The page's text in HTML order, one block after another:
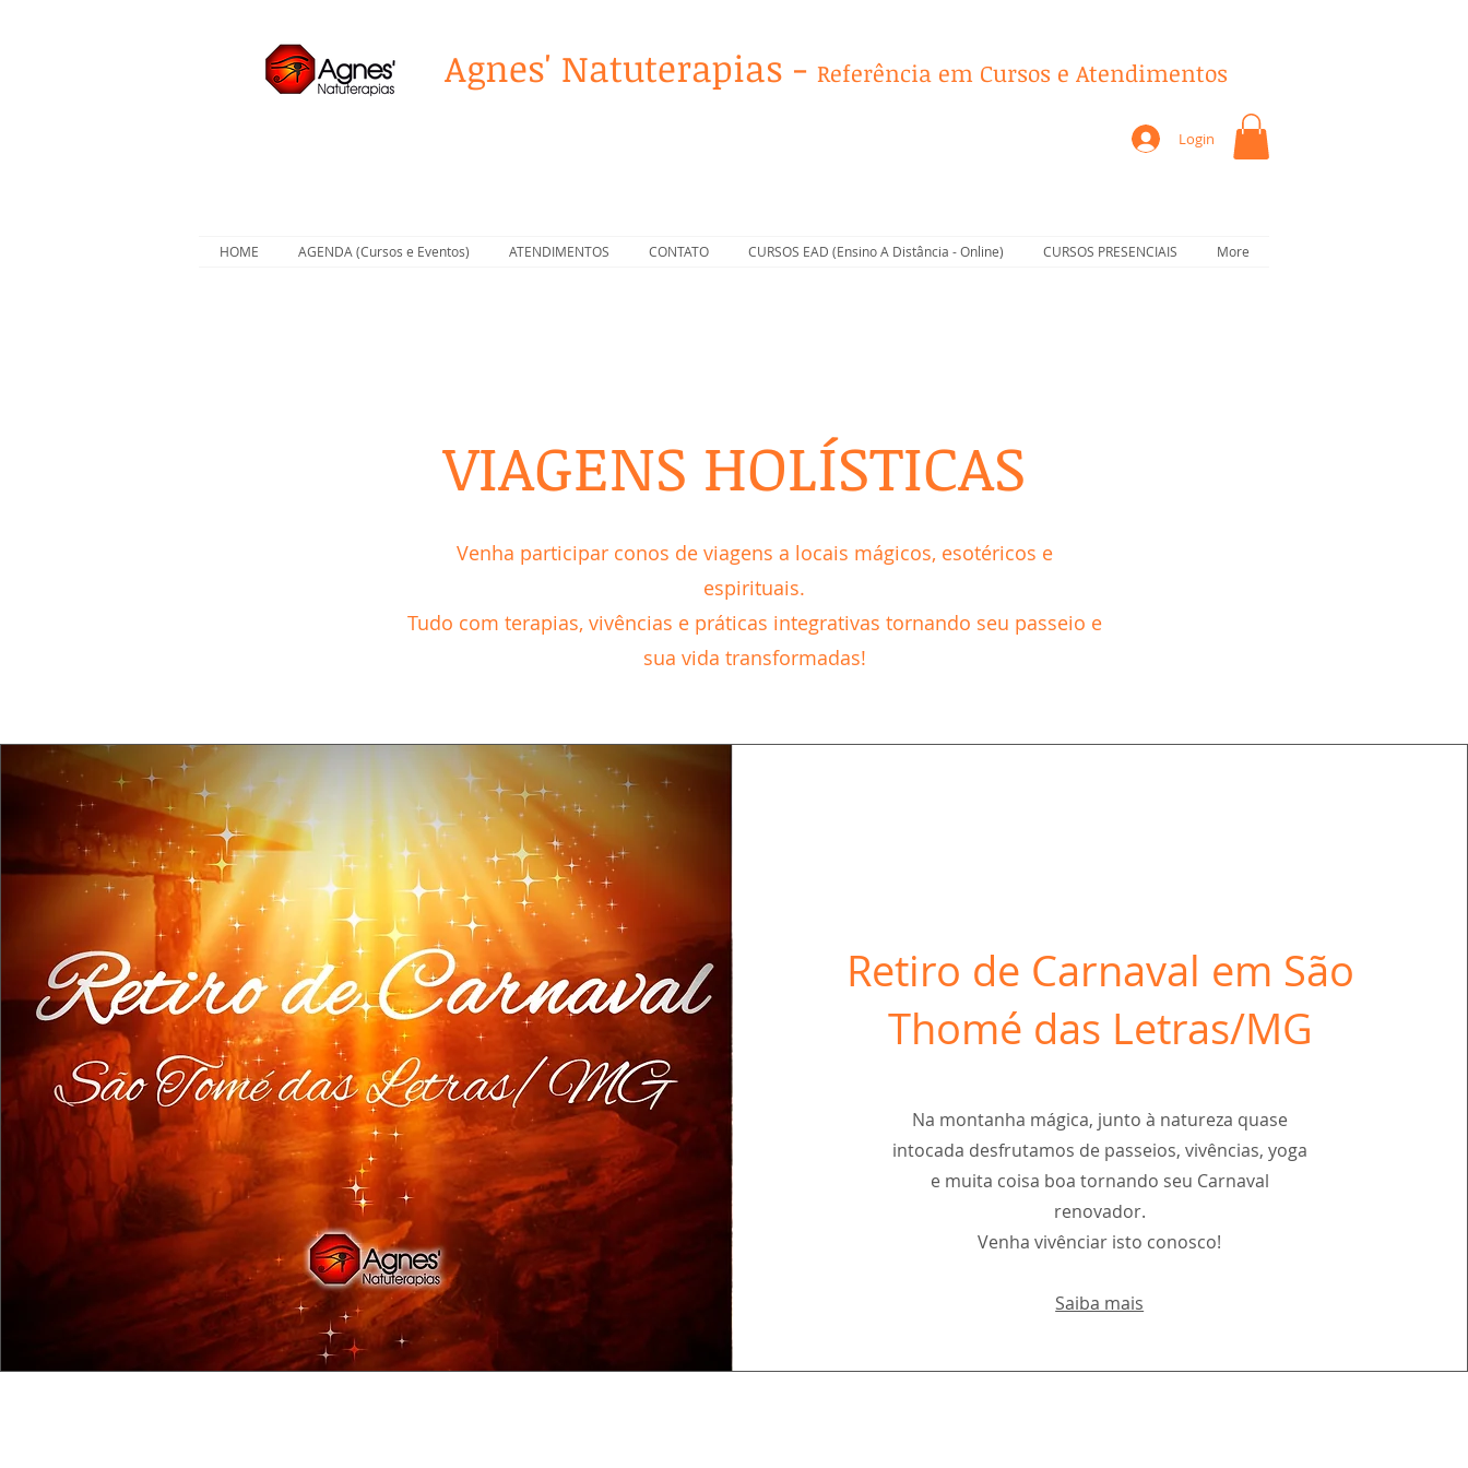
Agnes' Natuterapias - Referência em Cursos e Atendimentos
Login
HOME AGENDA (Cursos e Eventos) ATENDIMENTOS CONTATO CURSOS EAD (Ensino A Distância - Online) CURSOS PRESENCIAIS More
VIAGENS HOLÍSTICAS
Venha participar conos de viagens a locais mágicos, esotéricos e
espirituais.​
Tudo com terapias, vivências e práticas integrativas tornando seu passeio e
sua vida transformadas!
Retiro de Carnaval em São
Thomé das Letras/MG
Na montanha mágica, junto à natureza quase
intocada desfrutamos de passeios, vivências, yoga
e muita coisa boa tornando seu Carnaval
renovador.
Venha vivênciar isto conosco!
Saiba mais